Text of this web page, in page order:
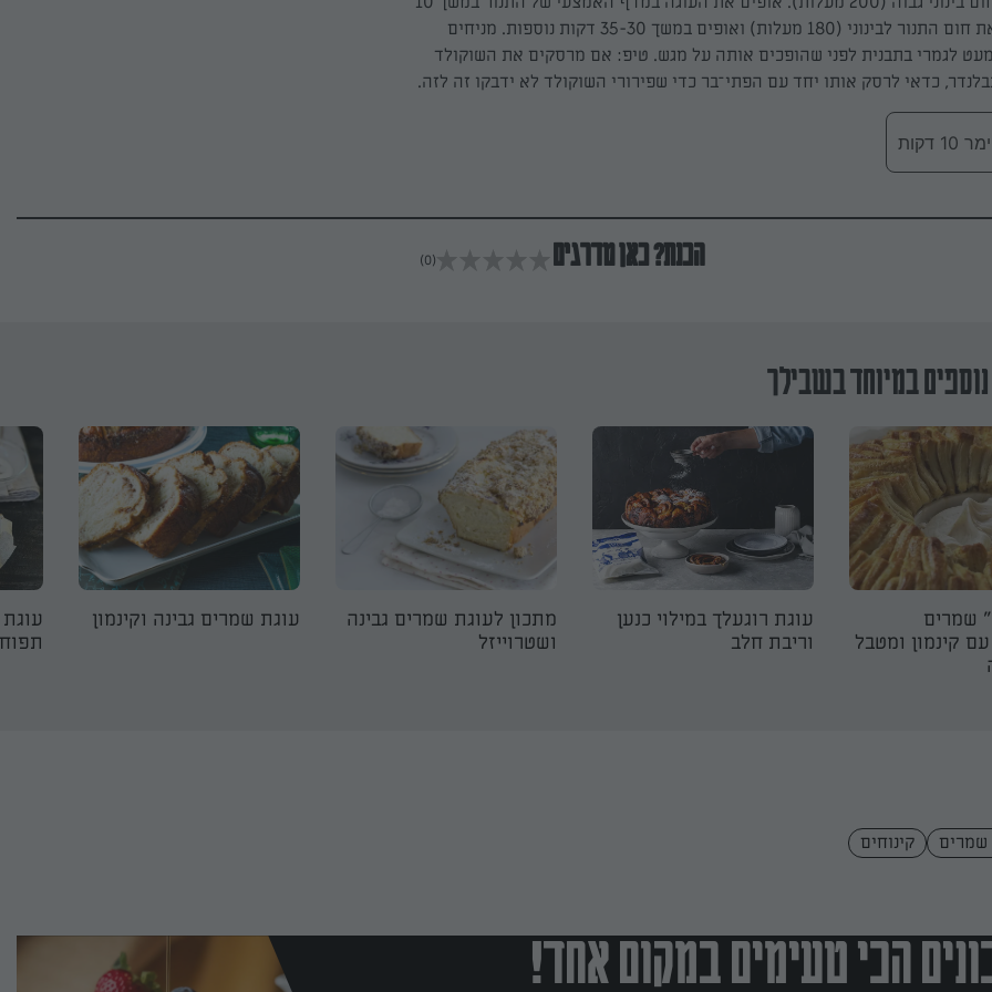
דקות. מנמיכים את חום התנור לבינוני (180 מעלות) ואופים במשך 35-30 דקות נוספות. מניחים
לגמרי בתבנית לפני שהופכים אותה על מגש. טיפ: אם מרסקים את השוקולד
כדאי לרסק אותו יחד עם הפתי־בר כדי שפירורי השוקולד לא ידבקו זה לזה.
דקות
הכנת? כאן מדרגים (0)
במיוחד בשבילך
שמרים
קינמון ומטבל
עוגת רוגעלך במילוי כנען
וריבת חלב
מתכון לעוגת שמרים גבינה
ושטרוייזל
עוגת שמרים גבינה וקינמון
שמרים קינוחים
הכי טעימים במקום אחד!